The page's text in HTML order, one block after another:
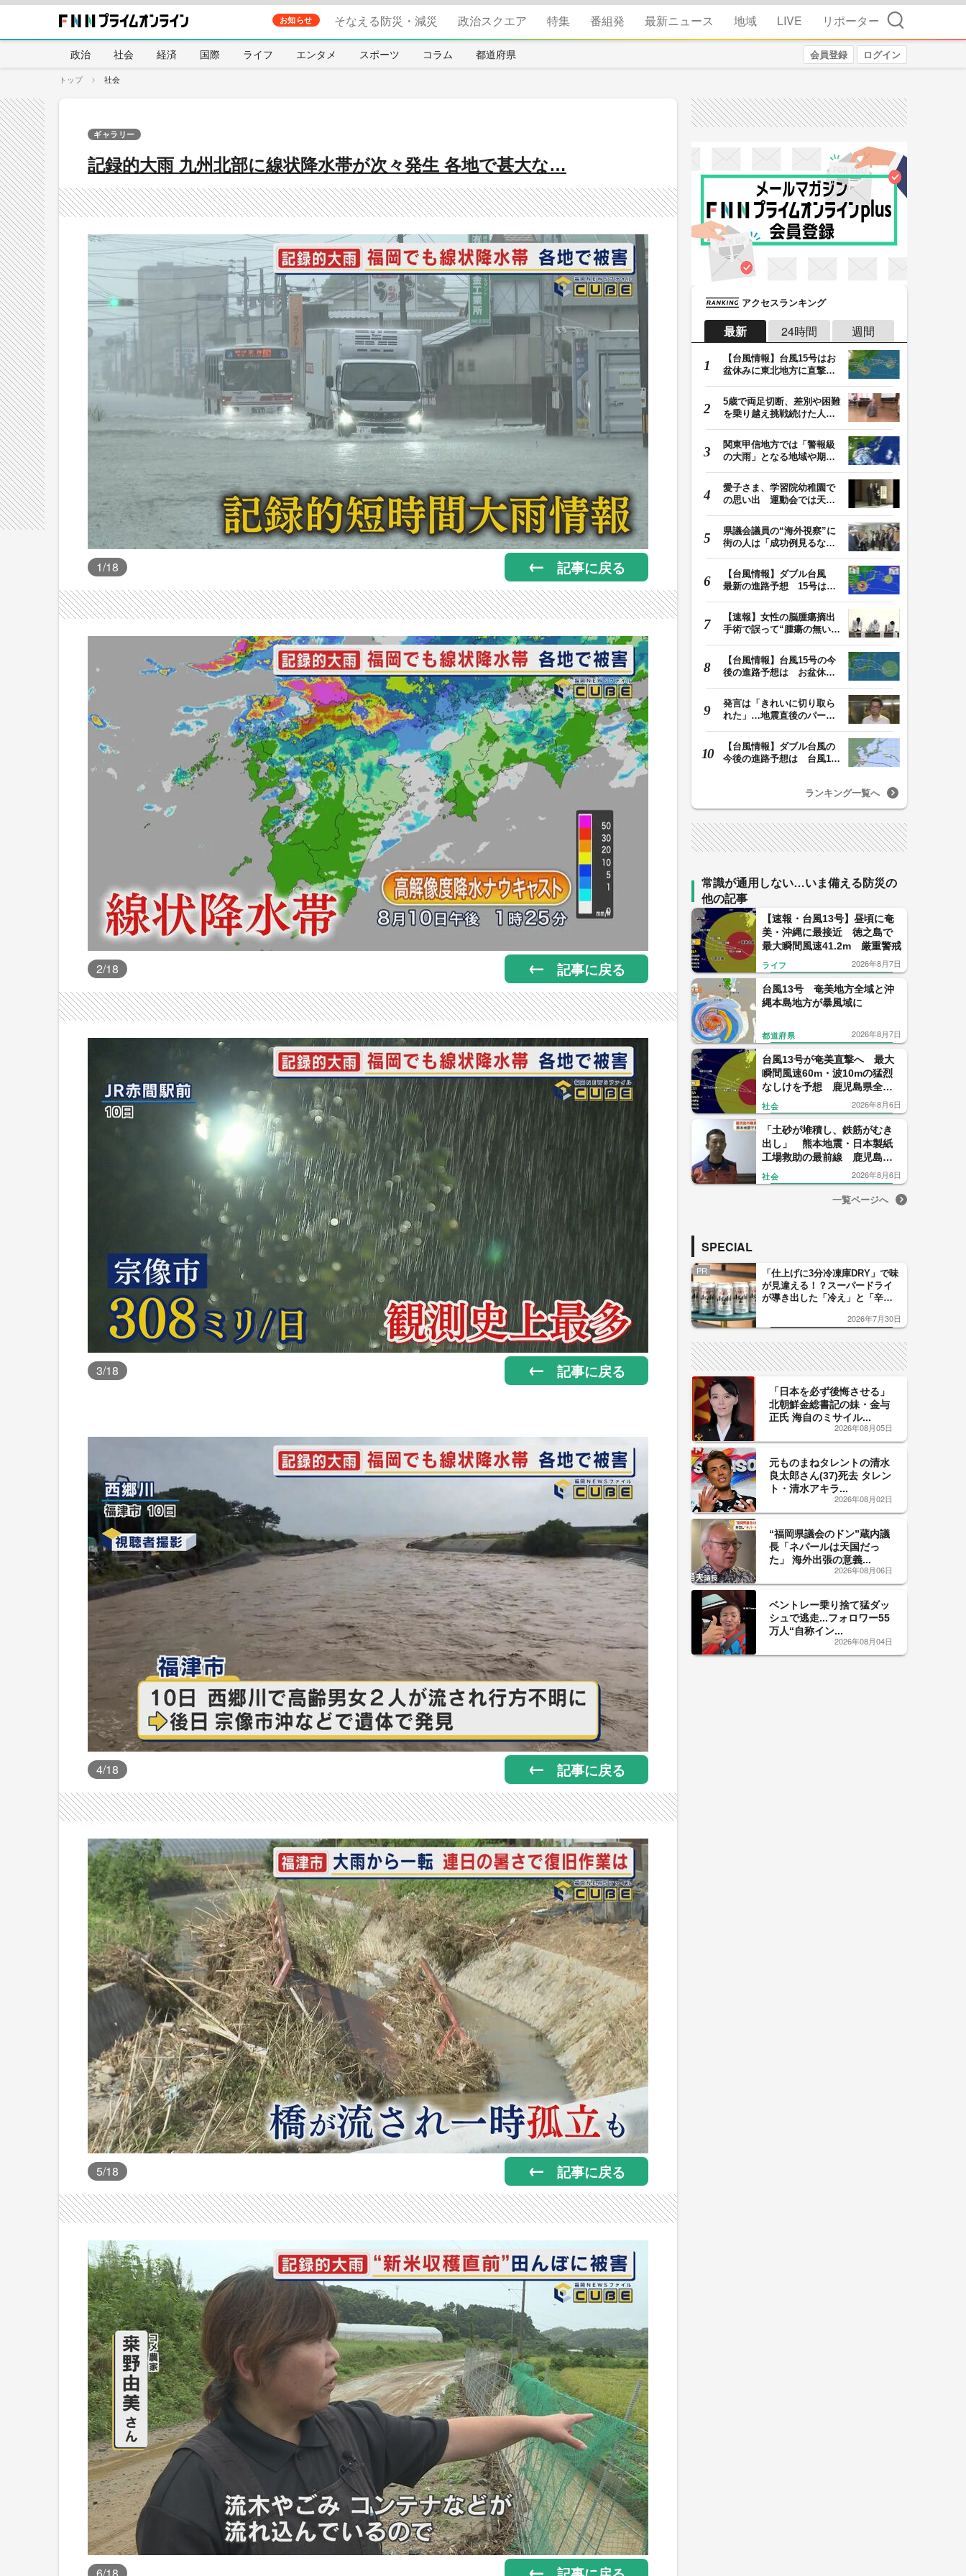
お知らせ そなえる防災・減災 政治スクエア 特集 番組発 最新ニュース 地域 LIVE リポーター 検索
政治 社会 経済 国際 ライフ エンタメ スポーツ コラム 都道府県 会員登録 ログイン
トップ 社会
記録的大雨 九州北部に線状降水帯が次々発生 各地で甚大な…
ギャラリー
1/18 記事に戻る
2/18 記事に戻る
3/18 記事に戻る
4/18 記事に戻る
5/18 記事に戻る
アクセスランキング
最新 24時間 週間
【台風情報】台風15号はお
盆休みに東北地方に直撃す
5歳で両足切断、差別や困難
を乗り越え挑戦続けた人
関東甲信地方では「警報級
の大雨」となる地域や期間
愛子さま、学習院幼稚園で
の思い出 運動会では天皇
県議会議員の“海外視察”に
街の人は「成功例見るなら
【台風情報】ダブル台風
最新の進路予想 15号は北
【速報】女性の脳腫瘍摘出
手術で誤って“腫瘍の無い部
【台風情報】台風15号の今
後の進路予想は お盆休み
発言は「きれいに切り取ら
れた」…地震直後のパーテ
【台風情報】ダブル台風の
今後の進路予想は 台風15
ランキング一覧へ
常識が通用しない…いま備える防災の
他の記事
【速報・台風13号】昼頃に奄
美・沖縄に最接近 徳之島で
最大瞬間風速41.2m 厳重警戒
ライフ 2026年8月7日
台風13号 奄美地方全域と沖
縄本島地方が暴風域に
都道府県 2026年8月7日
台風13号が奄美直撃へ 最大
瞬間風速60m・波10mの猛烈
なしけを予想 鹿児島県全域
がすでに強風域 気象予報士
解説
社会 2026年8月6日
「土砂が堆積し、鉄筋がむき
出し」 熊本地震・日本製紙
工場救助の最前線 鹿児島市
消防が報告会
社会 2026年8月6日
一覧ページへ
SPECIAL
PR
「仕上げに3分冷凍庫DRY」で味
が見違える！？スーパードライ
が導き出した「冷え」と「辛
した「辛口カーブ」が飲み頃の
2026年7月30日
「日本を必ず後悔させる」
北朝鮮金総書記の妹・金与
正氏 海自のミサイル...
2026年08月05日
元ものまねタレントの清水
良太郎さん(37)死去 タレン
ト・清水アキラ...
2026年08月02日
“福岡県議会のドン”蔵内議
長「ネパールは天国だっ
た」 海外出張の意義...
2026年08月06日
ベントレー乗り捨て猛ダッ
シュで逃走...フォロワー55
万人“自称イン...
2026年08月04日